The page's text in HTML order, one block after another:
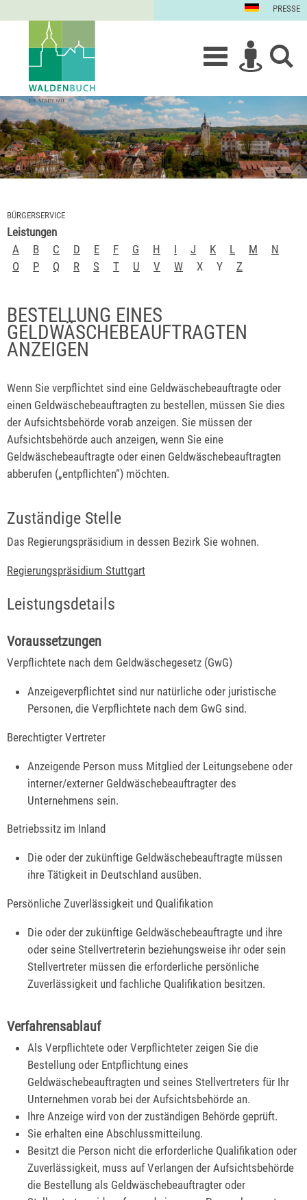
PRESSE
BÜRGERSERVICE
Leistungen
A
B C D E F G H I J K L M
N
O
P Q R S T U V W X Y Z
BESTELLUNG EINES
GELDWÄSCHEBEAUFTRAGTEN
ANZEIGEN
Wenn Sie verpflichtet sind eine Geldwäschebeauftragte oder
einen Geldwäschebeauftragten zu bestellen, müssen Sie dies
der Aufsichtsbehörde vorab anzeigen. Sie müssen der
Aufsichtsbehörde auch anzeigen, wenn Sie eine
Geldwäschebeauftragte oder einen Geldwäschebeauftragten
abberufen („entpflichten“) möchten.
Zuständige Stelle
Das Regierungspräsidium in dessen Bezirk Sie wohnen.
Regierungspräsidium Stuttgart
Leistungsdetails
Voraussetzungen
Verpflichtete nach dem Geldwäschegesetz (GwG)
Anzeigeverpflichtet sind nur natürliche oder juristische
Personen, die Verpflichtete nach dem GwG sind.
Berechtigter Vertreter
Anzeigende Person muss Mitglied der Leitungsebene oder
interner/externer Geldwäschebeauftragter des
Unternehmens sein.
Betriebssitz im Inland
Die oder der zukünftige Geldwäschebeauftragte müssen
ihre Tätigkeit in Deutschland ausüben.
Persönliche Zuverlässigkeit und Qualifikation
Die oder der zukünftige Geldwäschebeauftragte und ihre
oder seine Stellvertreterin beziehungsweise ihr oder sein
Stellvertreter müssen die erforderliche persönliche
Zuverlässigkeit und fachliche Qualifikation besitzen.
Verfahrensablauf
Als Verpflichtete oder Verpflichteter zeigen Sie die
Bestellung oder Entpflichtung eines
Geldwäschebeauftragten und seines Stellvertreters für Ihr
Unternehmen vorab bei der Aufsichtsbehörde an.
Ihre Anzeige wird von der zuständigen Behörde geprüft.
Sie erhalten eine Abschlussmitteilung.
Besitzt die Person nicht die erforderliche Qualifikation oder
Zuverlässigkeit, muss auf Verlangen der Aufsichtsbehörde
die Bestellung als Geldwäschebeauftragter oder